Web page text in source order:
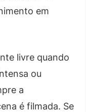
em
livre quando
ou
a
é filmada. Se